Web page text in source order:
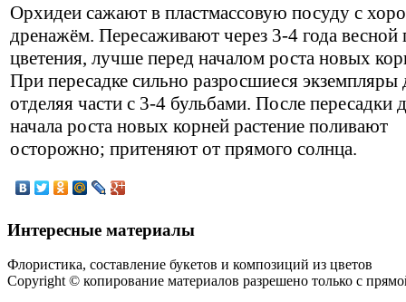
Орхидеи сажают в пластмассовую посуду с
дренажём. Пересаживают через 3-4 года весной
цветения, лучше перед началом роста новых
При пересадке сильно разросшиеся экземпляры
отделяя части с 3-4 бульбами. После пересадки
начала роста новых корней растение поливают
осторожно; притеняют от прямого солнца.
Интересные материалы
Флористика, составление букетов и композиций из цветов
Copyright © копирование материалов разрешено только с